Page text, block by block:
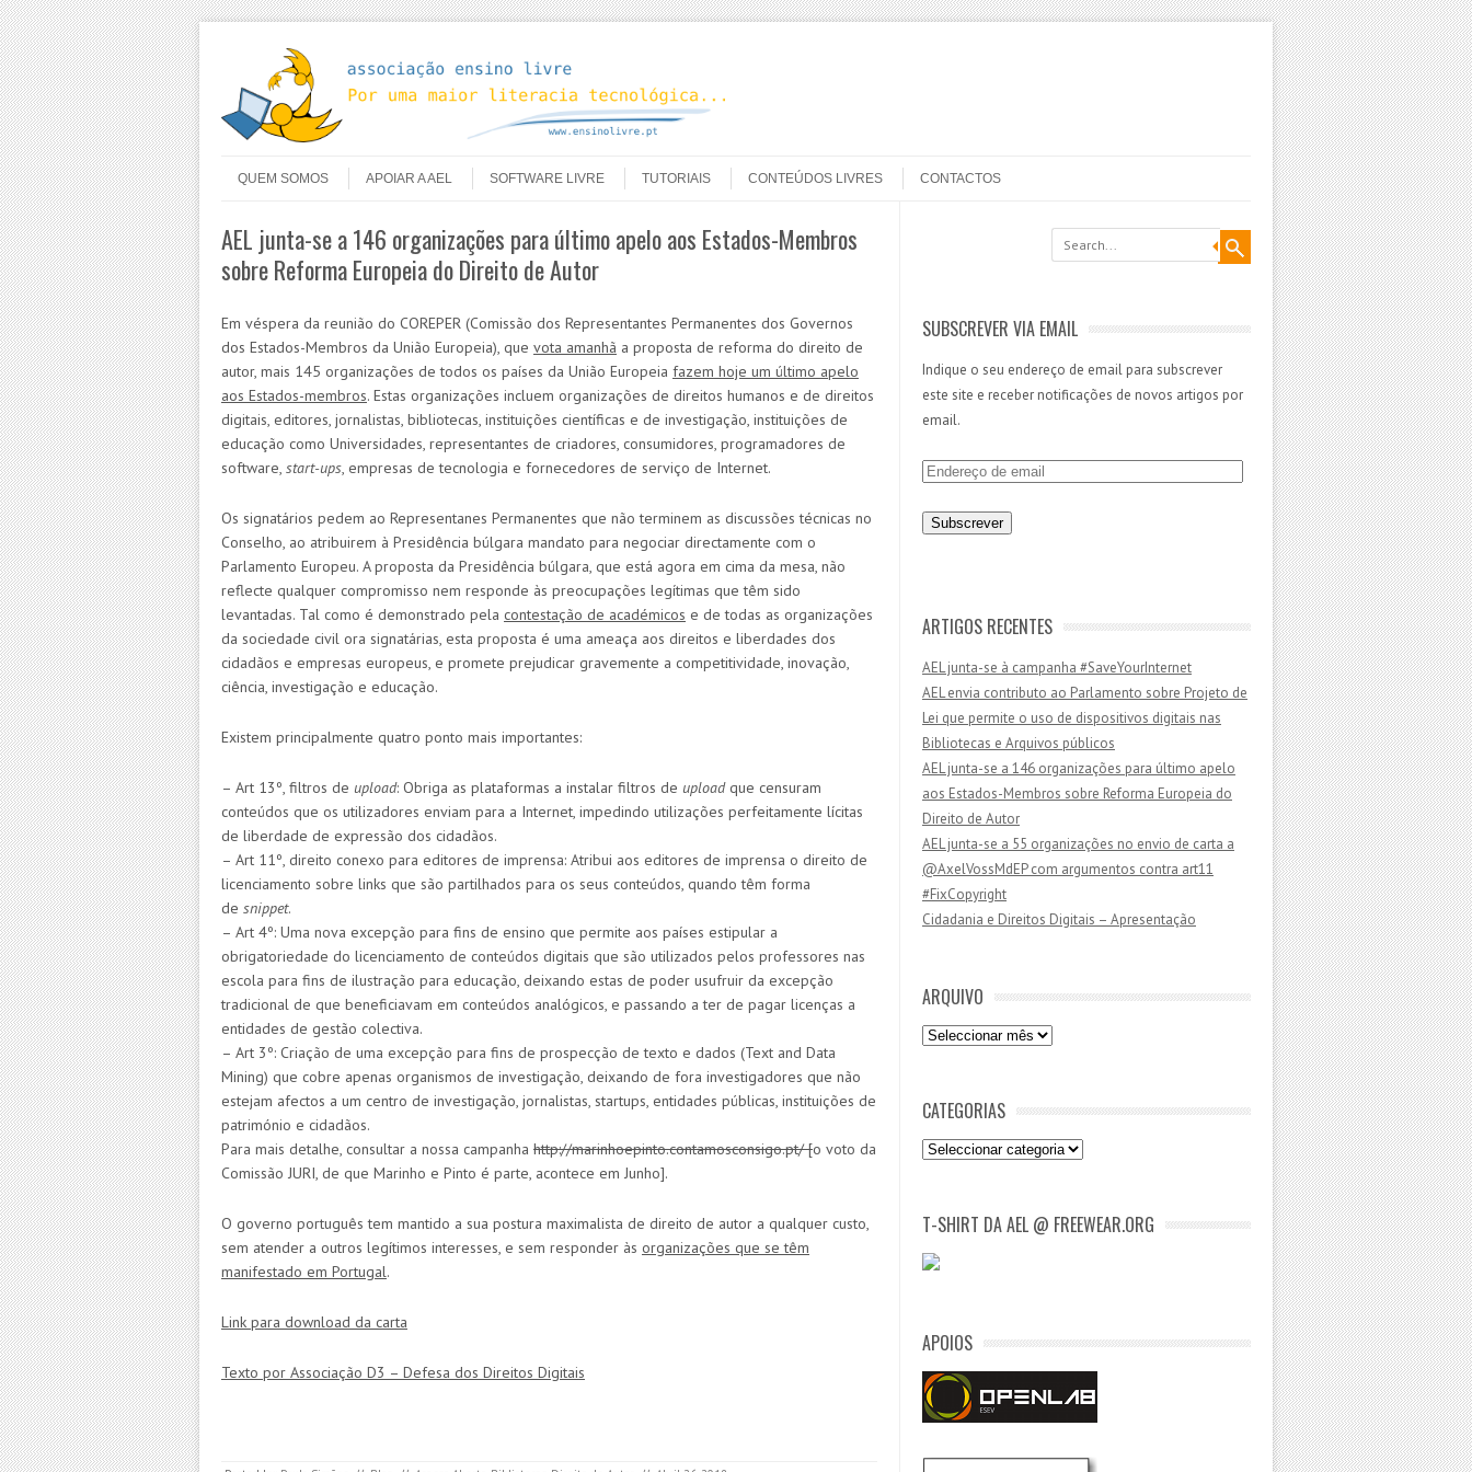
Menu
QUEM SOMOS
APOIAR A AEL SOFTWARE LIVRE TUTORIAIS CONTEÚDOS LIVRES CONTACTOS
AEL junta-se a 146 organizações para último apelo aos Estados-Membros
sobre Reforma Europeia do Direito de Autor
Em véspera da reunião do COREPER (Comissão dos Representantes Permanentes dos Governos
dos Estados-Membros da União Europeia), que vota amanhã a proposta de reforma do direito de
autor, mais 145 organizações de todos os países da União Europeia fazem hoje um último apelo
aos Estados-membros. Estas organizações incluem organizações de direitos humanos e de direitos
digitais, editores, jornalistas, bibliotecas, instituições científicas e de investigação, instituições de
educação como Universidades, representantes de criadores, consumidores, programadores de
software, start-ups, empresas de tecnologia e fornecedores de serviço de Internet.
Os signatários pedem ao Representanes Permanentes que não terminem as discussões técnicas no
Conselho, ao atribuirem à Presidência búlgara mandato para negociar directamente com o
Parlamento Europeu. A proposta da Presidência búlgara, que está agora em cima da mesa, não
reflecte qualquer compromisso nem responde às preocupações legítimas que têm sido
levantadas. Tal como é demonstrado pela contestação de académicos e de todas as organizações
da sociedade civil ora signatárias, esta proposta é uma ameaça aos direitos e liberdades dos
cidadãos e empresas europeus, e promete prejudicar gravemente a competitividade, inovação,
ciência, investigação e educação.
Existem principalmente quatro ponto mais importantes:
– Art 13º, filtros de upload: Obriga as plataformas a instalar filtros de uploadque censuram
conteúdos que os utilizadores enviam para a Internet, impedindo utilizações perfeitamente lícitas
de liberdade de expressão dos cidadãos.
– Art 11º, direito conexo para editores de imprensa: Atribui aos editores de imprensa o direito de
licenciamento sobre links que são partilhados para os seus conteúdos, quando têm forma
de snippet.
– Art 4º: Uma nova excepção para fins de ensino que permite aos países estipular a
obrigatoriedade do licenciamento de conteúdos digitais que são utilizados pelos professores nas
escola para fins de ilustração para educação, deixando estas de poder usufruir da excepção
tradicional de que beneficiavam em conteúdos analógicos, e passando a ter de pagar licenças a
entidades de gestão colectiva.
– Art 3º: Criação de uma excepção para fins de prospecção de texto e dados (Text and Data
Mining) que cobre apenas organismos de investigação, deixando de fora investigadores que não
estejam afectos a um centro de investigação, jornalistas, startups, entidades públicas, instituições de
património e cidadãos.
Para mais detalhe, consultar a nossa campanha http://marinhoepinto.contamosconsigo.pt/ [o voto da
Comissão JURI, de que Marinho e Pinto é parte, acontece em Junho].
O governo português tem mantido a sua postura maximalista de direito de autor a qualquer custo,
sem atender a outros legítimos interesses, e sem responder às organizações que se têm
manifestado em Portugal.
Link para download da carta
Texto por Associação D3 – Defesa dos Direitos Digitais
SUBSCREVER VIA EMAIL
Indique o seu endereço de email para subscrever
este site e receber notificações de novos artigos por
email.
E
ç
d
e
e
m
a
i
l
ARTIGOS RECENTES
AEL junta-se à campanha #SaveYourInternet
AEL envia contributo ao Parlamento sobre Projeto de
Lei que permite o uso de dispositivos digitais nas
Bibliotecas e Arquivos públicos
AEL junta-se a 146 organizações para último apelo
aos Estados-Membros sobre Reforma Europeia do
Direito de Autor
AEL junta-se a 55 organizações no envio de carta a
@AxelVossMdEP com argumentos contra art11
#FixCopyright
Cidadania e Direitos Digitais – Apresentação
ARQUIVO
Arquivo
CATEGORIAS
Categorias
T-SHIRT DA AEL @ FREEWEAR.ORG
APOIOS